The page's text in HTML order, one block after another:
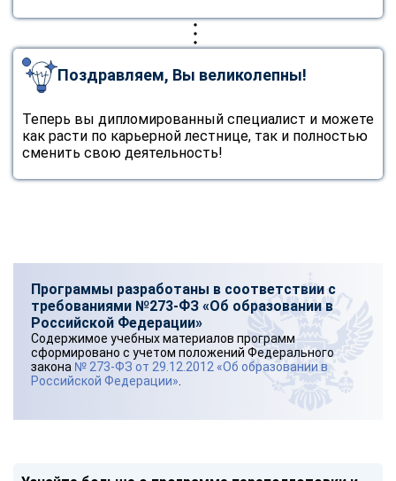
Поздравляем, Вы великолепны!
Теперь вы дипломированный специалист и можете
как расти по карьерной лестнице, так и полностью
сменить свою деятельность!
Программы разработаны в соответствии с
требованиями №273-ФЗ «Об образовании в
Российской Федерации»
Содержимое учебных материалов программ
сформировано с учетом положений Федерального
закона № 273-ФЗ от 29.12.2012 «Об образовании в
Российской Федерации»